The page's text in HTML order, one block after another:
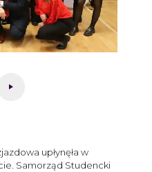
upłynęła w
Samorząd Studencki